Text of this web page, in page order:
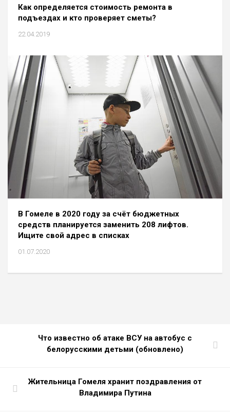
Как определяется стоимость ремонта в
подъездах и кто проверяет сметы?
22.04.2019
В Гомеле в 2020 году за счёт бюджетных
средств планируется заменить 208 лифтов.
Ищите свой адрес в списках
01.07.2020
Что известно об атаке ВСУ на автобус с
белорусскими детьми (обновлено)
Жительница Гомеля хранит поздравления от
Владимира Путина